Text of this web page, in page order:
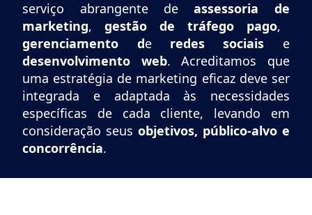
serviço abrangente deassessoria de
marketing,gestãode tráfego pago,
gerenciamento deredes sociais e
desenvolvimento web. Acreditamos que
uma estratégia de marketing eficaz deve ser
integrada e adaptada às necessidades
específicas de cada cliente, levando em
consideração seus objetivos, público-alvo e
concorrência.